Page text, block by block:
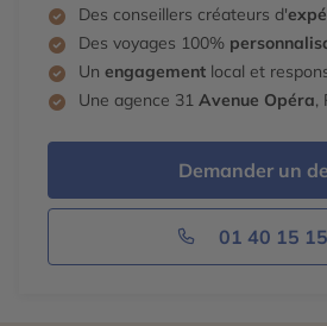
Des conseillers créateurs d'
Des voyages 100%
Un engagement local et
Une agence 31 Avenue Opéra,
Demander un
01 40 15